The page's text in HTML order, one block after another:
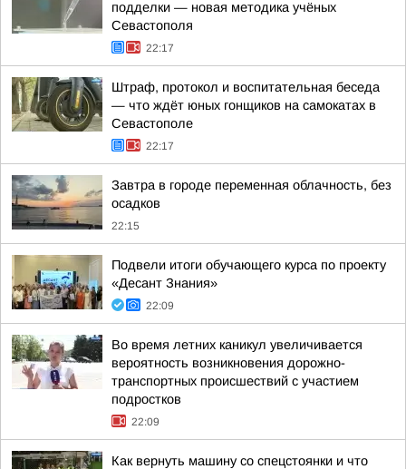
подделки — новая методика учёных
Севастополя
22:17
Штраф, протокол и воспитательная беседа
— что ждёт юных гонщиков на самокатах в
Севастополе
22:17
Завтра в городе переменная облачность, без
осадков
22:15
Подвели итоги обучающего курса по проекту
«Десант Знания»
22:09
Во время летних каникул увеличивается
вероятность возникновения дорожно-
транспортных происшествий с участием
подростков
22:09
Как вернуть машину со спецстоянки и что